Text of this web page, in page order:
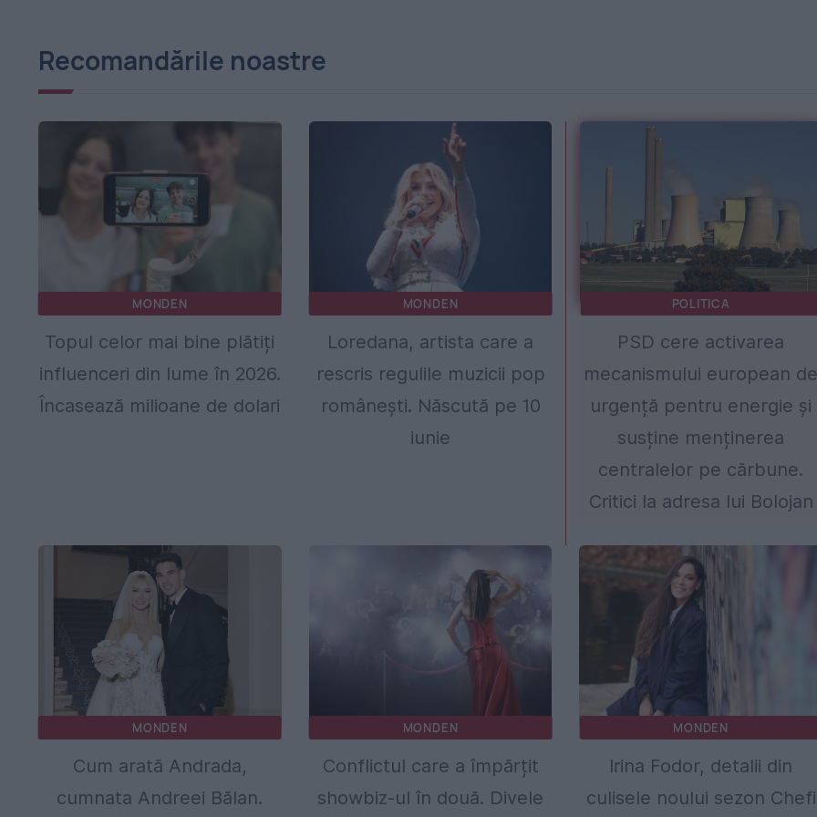
Recomandările noastre
MONDEN
Topul celor mai bine plătiți
influenceri din lume în 2026.
Încasează milioane de dolari
MONDEN
Loredana, artista care a
rescris regulile muzicii pop
românești. Născută pe 10
iunie
POLITICA
PSD cere activarea
mecanismului european
urgență pentru energie și
susține menținerea
centralelor pe cărbune.
Critici la adresa lui Bolojan
MONDEN
Cum arată Andrada,
cumnata Andreei Bălan.
MONDEN
Conflictul care a împărțit
showbiz-ul în două. Divele
MONDEN
Irina Fodor, detalii din
culisele noului sezon Chefi